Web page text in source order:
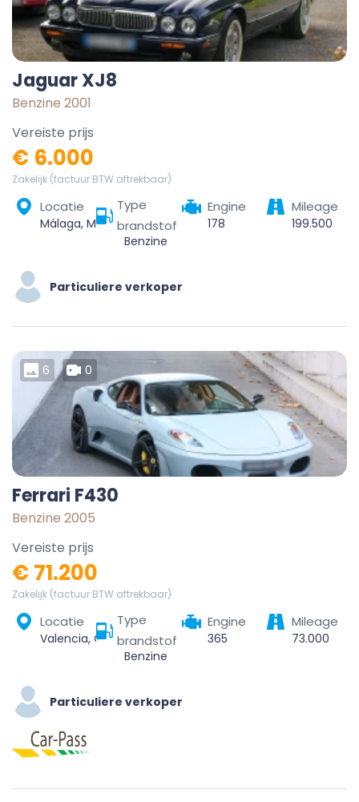
Jaguar XJ8
Benzine 2001
Vereiste prijs
€ 6.000
Zakelijk (factuur BTW aftrekbaar)
Locatie
Málaga, Málaga-Costa del Sol, Malaga, Andalusia, Spain
Type
brandstof
Benzine
Engine
178
Mileage
199.500
Particuliere verkoper
6 0
Ferrari F430
Benzine 2005
Vereiste prijs
€ 71.200
Zakelijk (factuur BTW aftrekbaar)
Locatie
Valencia, Comarca de València, Valencia, Valencian Community, Spain
Type
brandstof
Benzine
Engine
365
Mileage
73.000
Particuliere verkoper